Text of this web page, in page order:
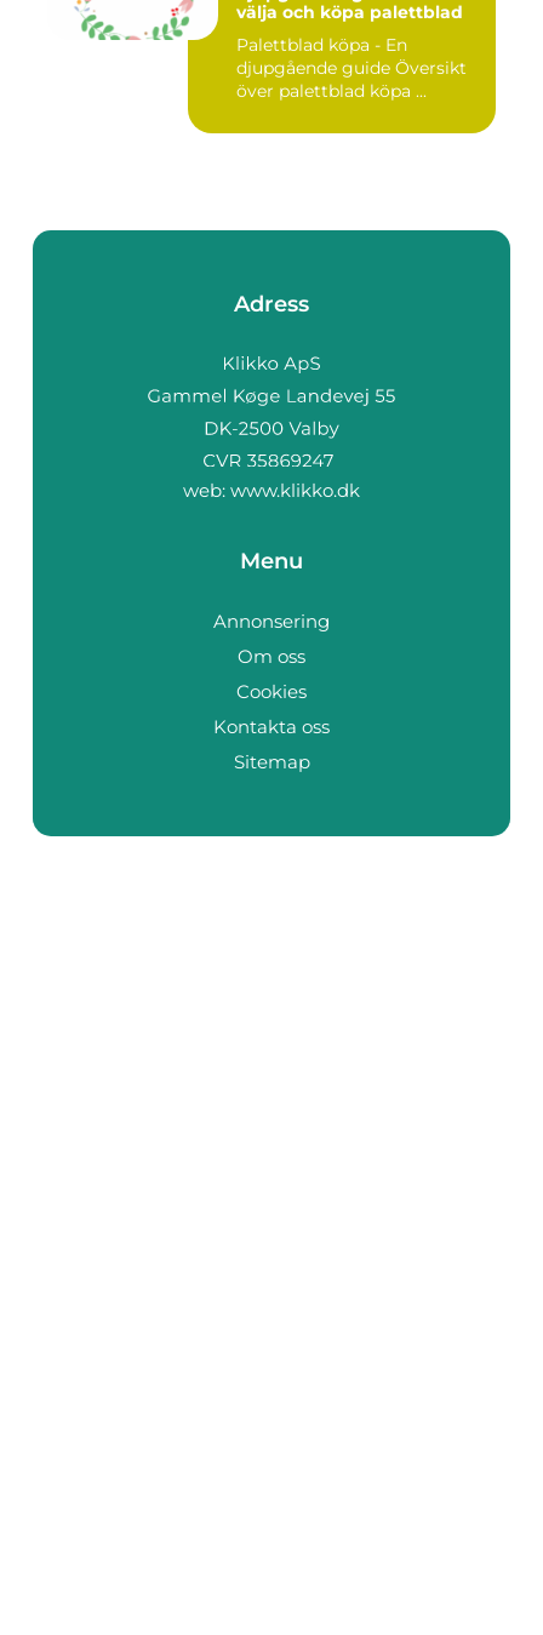
välja och köpa palettblad
Palettblad köpa - En
djupgående guide Översikt
över palettblad köpa ...
Adress
web: www.klikko.dk
Menu
Annonsering
Om oss
Cookies
Kontakta oss
Sitemap